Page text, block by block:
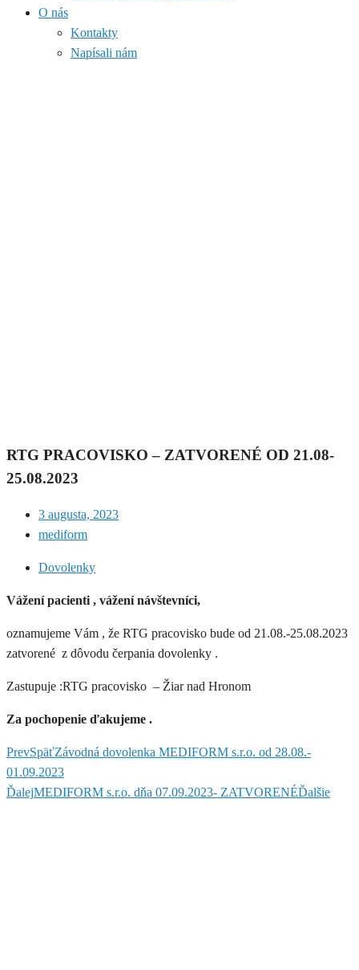
O nás
Kontakty
Napísali nám
RTG PRACOVISKO – ZATVORENÉ OD 21.08-
25.08.2023
3 augusta, 2023
mediform
Dovolenky
Vážení pacienti , vážení návštevníci,
oznamujeme Vám , že RTG pracovisko bude od 21.08.-25.08.2023
zatvorené z dôvodu čerpania dovolenky .
Zastupuje :RTG pracovisko – Žiar nad Hronom
Za pochopenie ďakujeme .
PrevSpäťZávodná dovolenka MEDIFORM s.r.o. od 28.08.-
01.09.2023
ĎalejMEDIFORM s.r.o. dňa 07.09.2023- ZATVORENÉĎalšie